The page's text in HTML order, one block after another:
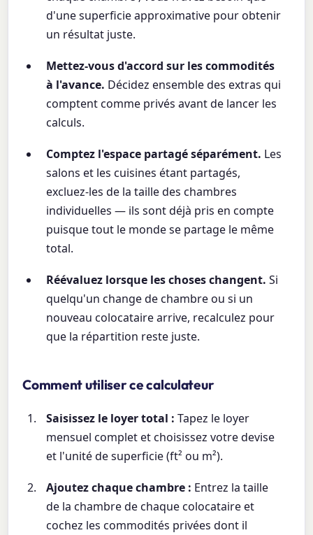
d'une superficie approximative pour obtenir
un résultat juste.
Mettez-vous d'accord sur les commodités
à l'avance. Décidez ensemble des extras qui
comptent comme privés avant de lancer les
calculs.
Comptez l'espace partagé séparément. Les
salons et les cuisines étant partagés,
excluez-les de la taille des chambres
individuelles — ils sont déjà pris en compte
puisque tout le monde se partage le même
total.
Réévaluez lorsque les choses changent. Si
quelqu'un change de chambre ou si un
nouveau colocataire arrive, recalculez pour
que la répartition reste juste.
Comment utiliser ce calculateur
Saisissez le loyer total : Tapez le loyer
mensuel complet et choisissez votre devise
et l'unité de superficie (ft² ou m²).
Ajoutez chaque chambre : Entrez la taille
de la chambre de chaque colocataire et
cochez les commodités privées dont il